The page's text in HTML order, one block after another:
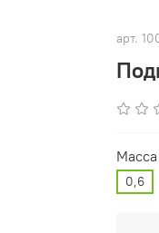
арт.
Масса
0,6